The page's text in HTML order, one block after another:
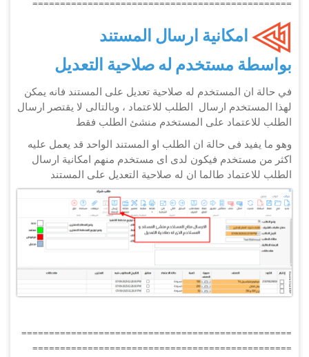
===============================================
امكانية ارسال المستند
بواسطة مستخدم له صلاحية التعديل
في حالة ان المستخدم له صلاحية تعديل على المستند فانه يمكن
لهذا المستخدم ارسال الطلب للاعتماد ، وبالتالى لا يقتصر ارسال
الطلب للاعتماد على المستخدم منشئ الطلب فقط
وهو ما يفيد فى حالة ان الطلب او المستند الواحد قد يعمل عليه
اكثر من مستخدم فيكون لدى اى مستخدم منهم امكانية ارسال
الطلب للاعتماد طالما ان له صلاحية التعديل على المستند
=================================================
===============================================